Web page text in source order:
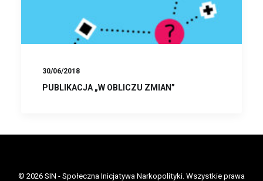
30/06/2018
PUBLIKACJA „W OBLICZU ZMIAN”
© 2026 SIN - Społeczna Inicjatywa Narkopolityki. Wszystkie prawa